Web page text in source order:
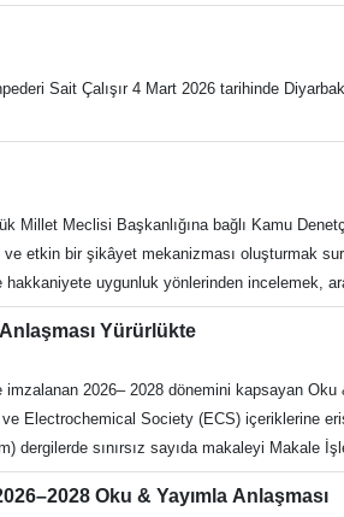
Telefon: 0 256 218 20 00
saygıyla duyurulur.
Sait Çalışır 4 Mart 2026 tarihinde
Millet Meclisi Başkanlığına bağlı Kamu
etkin bir şikâyet mekanizması oluşturmak
hakkaniyete uygunluk yönlerinden incelemek,
yürütülen faaliyetleri ve önerileri
Komisyona sunması, Komisyonun, bu
Genel Kurula sunulmak üzere hazırladığı
ise Kurumun yıllık raporunun, ayrıca
fıkrasında da Kurumun; açıklanmasında
denetçilerin görevleri başlıklı 7'nci
Kanun'un
Yürürlükte
2026– 2028 dönemini kapsayan Oku
Electrochemical Society (ECS) içeriklerine
dergilerde sınırsız sayıda makaleyi Makale
kapsamındadır. Anlaşmanın detayları ve
takip edebilirsiniz.Açık erişim yayın süreci,
Oku & Yayımla Anlaşması